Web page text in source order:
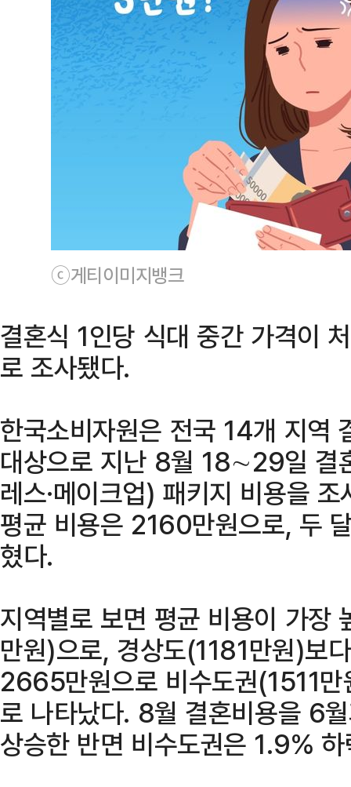
ⓒ게티이미지뱅크
결혼식 1인당 식대 중간 가격이
로 조사됐다.
한국소비자원은 전국 14개 지역
대상으로 지난 8월 18∼29일 결
레스·메이크업) 패키지 비용을
평균 비용은 2160만원으로, 두
혔다.
지역별로 보면 평균 비용이 가
만원)으로, 경상도(1181만원)보
2665만원으로 비수도권(1511
로 나타났다. 8월 결혼비용을 6
상승한 반면 비수도권은 1.9%